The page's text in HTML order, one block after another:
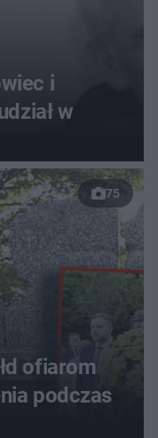
i
w
75
ofiarom
podczas